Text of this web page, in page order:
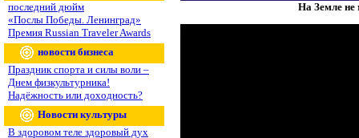
последний дюйм
«Послы Победы. Ленинград»
Премия Russian Traveler Awards
новости бизнеса
Праздник спорта и силы воли –
Днем физкультурника!
Надёжность или доходность?
Новости культуры
В здоровом теле здоровый дух
На Земле